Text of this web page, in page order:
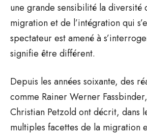
une grande sensibilité la diversité
migration et de l’intégration qui
spectateur est amené à
signifie être différent.
Depuis les années soixante, des
comme Rainer Werner
Christian Petzold ont décrit, dans
multiples facettes de la migration